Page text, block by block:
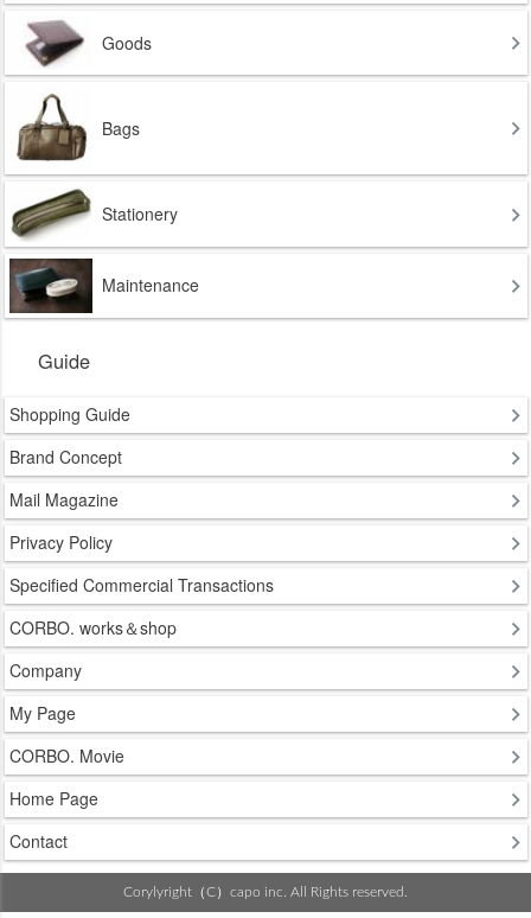
Goods
Bags
Stationery
Maintenance
Guide
Shopping Guide
Brand Concept
Mail Magazine
Privacy Policy
Specified Commercial Transactions
CORBO. works＆shop
Company
My Page
CORBO. Movie
Home Page
Contact
Corylyright（C）capo inc. All Rights reserved.